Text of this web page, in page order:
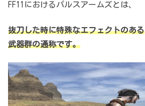
FF11におけるパルスアームズとは、
抜刀した時に特殊なエフェクトのある
武器群の通称です。